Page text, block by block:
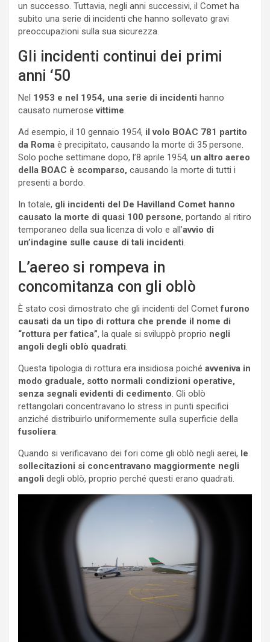
un successo. Tuttavia, negli anni successivi, il Comet ha
subito una serie di incidenti che hanno sollevato gravi
preoccupazioni sulla sua sicurezza.
Gli incidenti continui dei primi
anni ‘50
Nel 1953 e nel 1954, una serie di incidenti hanno
causato numerosevittime.
Ad esempio, il 10 gennaio 1954, il volo BOAC 781 partito
da Roma è precipitato, causando la morte di 35 persone.
Solo poche settimane dopo, l’8 aprile 1954, un altro aereo
della BOAC è scomparso, causando la morte di tutti i
presenti a bordo.
In totale, gli incidenti del De Havilland Comet hanno
causato la morte di quasi 100 persone, portando al ritiro
temporaneo della sua licenza di volo e all’avvio di
un’indagine sulle cause di tali incidenti.
L’aereo si rompeva in
concomitanza con gli oblò
È stato così dimostrato che gli incidenti del Cometfurono
causati da un tipo di rottura che prende il nome di
“rottura per fatica”, la quale si sviluppò proprio negli
angoli degli oblò quadrati.
Questa tipologia di rottura era insidiosa poiché avveniva in
modo graduale, sotto normali condizioni operative,
senza segnali evidenti di cedimento. Gli oblò
rettangolari concentravano lo stress in punti specifici
anziché distribuirlo uniformemente sulla superficie della
fusoliera.
Quando si verificavano dei fori come gli oblò negli aerei, le
sollecitazioni si concentravano maggiormente negli
angoli degli oblò, proprio perché questi erano quadrati.